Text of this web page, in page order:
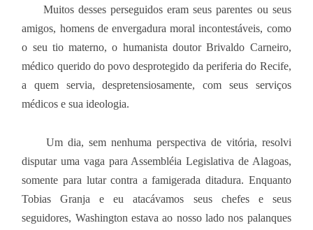
Muitos desses perseguidos eram seus parentes ou seus
amigos, homens de envergadura moral incontestáveis, como
o seu tio materno, o humanista doutor Brivaldo Carneiro,
médico querido do povo desprotegido da periferia do Recife,
a quem servia, despretensiosamente, com seus serviços
médicos e sua ideologia.
Um dia, sem nenhuma perspectiva de vitória, resolvi
disputar uma vaga para Assembléia Legislativa de Alagoas,
somente para lutar contra a famigerada ditadura. Enquanto
Tobias Granja e eu atacávamos seus chefes e seus
seguidores, Washington estava ao nosso lado nos palanques